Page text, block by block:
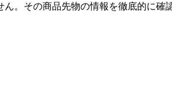
。その商品先物の情報を徹底的に確